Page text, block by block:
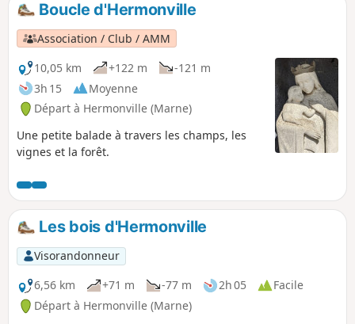
Boucle d'Hermonville
Association / Club / AMM
10,05 km
+122 m
-121 m
3h 15
Moyenne
Départ à Hermonville (Marne)
Une petite balade à travers les champs, les
vignes et la forêt.
Les bois d'Hermonville
Visorandonneur
6,56 km
+71 m -77 m 2h 05
Facile
Départ à Hermonville (Marne)